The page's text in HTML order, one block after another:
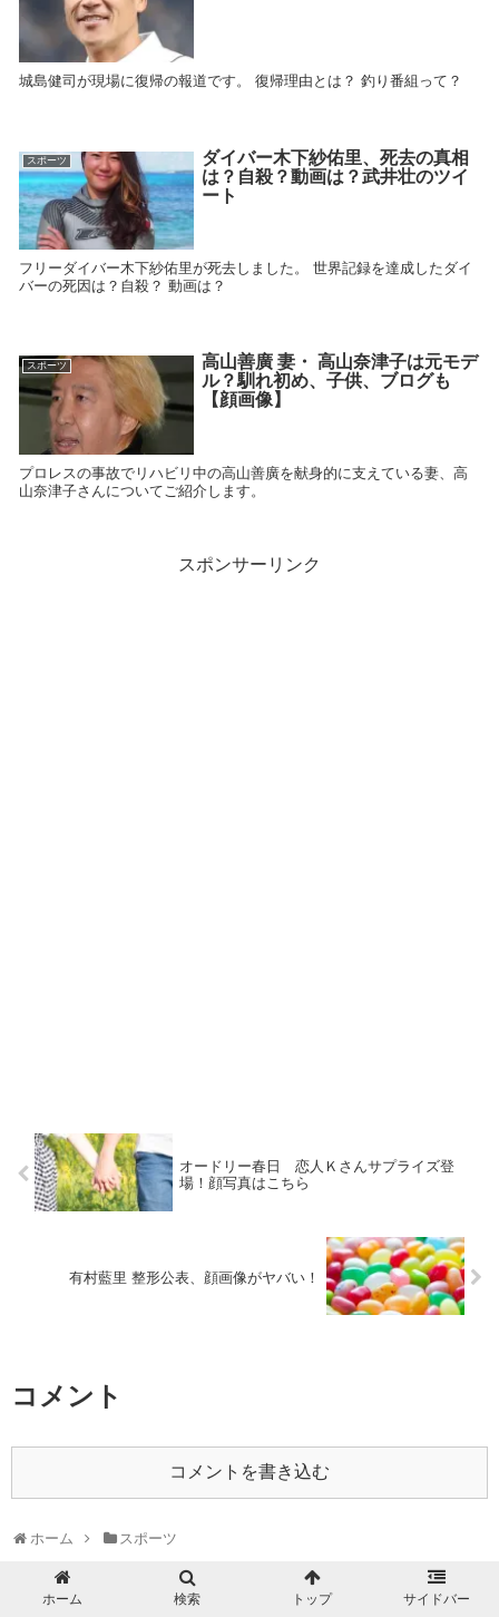
城島健司が現場に復帰の報道です。 復帰理由とは？ 釣り番組って？
スポーツ
ダイバー木下紗佑里、死去の真相
は？自殺？動画は？武井壮のツイ
ート
フリーダイバー木下紗佑里が死去しました。 世界記録を達成したダイ
バーの死因は？自殺？ 動画は？
スポーツ
高山善廣 妻・ 高山奈津子は元モデ
ル？馴れ初め、子供、ブログも
【顔画像】
プロレスの事故でリハビリ中の高山善廣を献身的に支えている妻、高
山奈津子さんについてご紹介します。
スポンサーリンク
オードリー春日 恋人Ｋさんサプライズ登
場！顔写真はこちら
有村藍里 整形公表、顔画像がヤバい！
コメント
コメントを書き込む
ホーム スポーツ
ホーム 検索 トップ サイドバー